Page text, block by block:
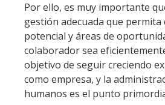
Por ello, es muy importante
gestión adecuada que permita
potencial y áreas de
colaborador sea
objetivo de seguir creciendo
como empresa, y la
humanos es el punto